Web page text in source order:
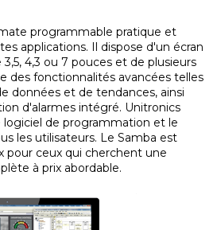
programmable pratique et
applications. Il dispose d'un écran
4,3 ou 7 pouces et de plusieurs
des fonctionnalités avancées telles
données et de tendances, ainsi
d'alarmes intégré. Unitronics
de programmation et le
les utilisateurs. Le Samba est
pour ceux qui cherchent une
à prix abordable.